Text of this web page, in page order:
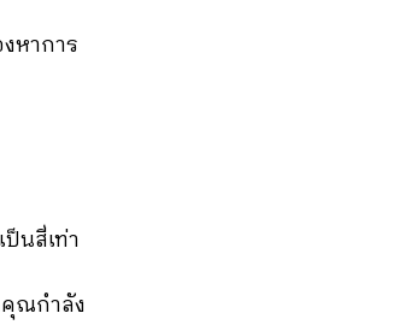
หาการ
นสี่เท่า
ณกำลัง